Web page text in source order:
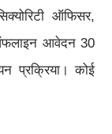
ऑफिसर,
आवेदन 30
प्रक्रिया। कोई